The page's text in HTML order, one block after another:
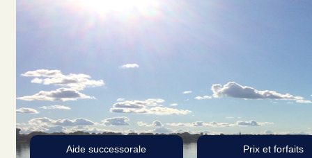
Aide successorale Prix et forfaits